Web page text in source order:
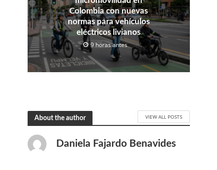
Colombia con nuevas
normas para vehículos
eléctricos livianos
9 horas antes
About the author VIEW ALL POSTS
Daniela Fajardo Benavides